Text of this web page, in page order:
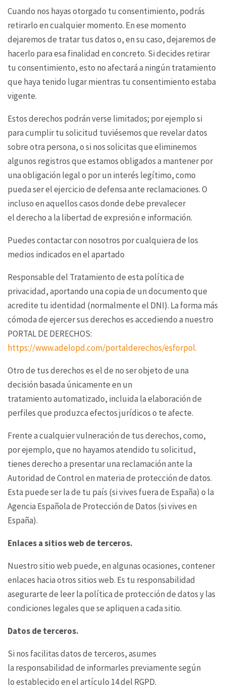
Cuando nos hayas otorgado tu consentimiento, podrás
retirarlo en cualquier momento. En ese momento
dejaremos de tratar tus datos o, en su caso, dejaremos de
hacerlo para esa finalidad enconcreto. Si decides retirar
tu consentimiento, esto no afectará a ningún tratamiento
que haya tenido lugar mientras tu consentimiento estaba
vigente.
Estos derechos podrán verse limitados; por ejemplo si
para cumplir tu solicitud tuviésemos que revelar datos
sobre otra persona, o si nos solicitas que eliminemos
algunos registros que estamosobligados a mantener por
una obligación legal o por un interés legítimo, como
pueda ser elejercicio de defensa ante reclamaciones. O
incluso en aquellos casos donde debe prevalecer
elderecho a la libertad de expresión e información.
Puedes contactar con nosotros por cualquiera de los
medios indicados en el apartado
Responsable del Tratamiento de esta política de
privacidad, aportando una copia de un documentoque
acredite tu identidad (normalmente el DNI). La forma más
cómoda de ejercer sus derechos esaccediendo a nuestro
PORTAL DE DERECHOS:
https://www.adelopd.com/portalderechos/esforpol.
Otro de tus derechos es el de no ser objeto de una
decisión basada únicamente en un
tratamientoautomatizado, incluida la elaboración de
perfiles que produzca efectos jurídicos o te afecte.
Frente a cualquier vulneración de tus derechos, como,
por ejemplo, que no hayamos atendido tu solicitud,
tienes derecho a presentar una reclamación ante la
Autoridad de Control en materia de protección de datos.
Esta puede ser la de tu país (si vives fuera de España) o la
Agencia Españolade Protección de Datos (si vives en
España).
Enlaces a sitios web de terceros.
Nuestro sitio web puede, en algunas ocasiones, contener
enlaces hacia otros sitios web. Es tu responsabilidad
asegurarte de leer la política de protección de datos y las
condiciones legales quese apliquen a cada sitio.
Datos de terceros.
Si nos facilitas datos de terceros, asumes
la responsabilidad de informarles previamente según
loestablecido en el artículo 14 del RGPD.